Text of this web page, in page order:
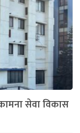
सेवा विकास